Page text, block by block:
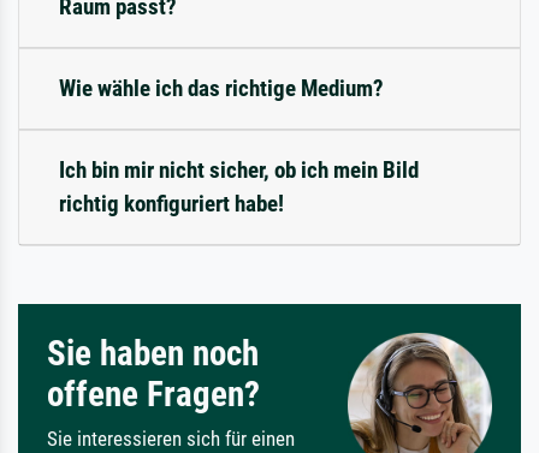
Raum passt?
Wie wähle ich das richtige Medium?
Ich bin mir nicht sicher, ob ich mein Bild
richtig konfiguriert habe!
Sie haben noch
offene Fragen?
Sie interessieren sich für einen